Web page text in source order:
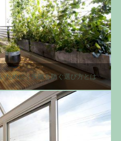
ために｜失敗を防ぐ選び方とは